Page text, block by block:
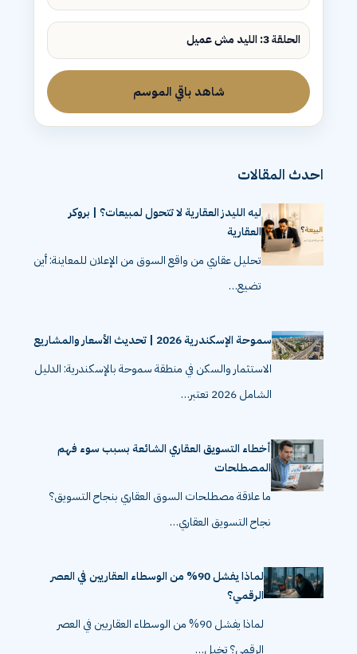
الحلقة 3: الليد مش عميل
شاهد باقي الموسم
احدث المقالات
ليه الليدز العقارية لا تتحول لمبيعات؟ | بروكر
العقارية
تحليل عقاري من واقع السوق من الإعلان للمعاينة: أين
تضيع…
سموحة الإسكندرية 2026 | تحديث الأسعار والمشاريع
الاستثمار والسكن في منطقة سموحة بالإسكندرية: الدليل
الشامل 2026 تعتبر…
أخطاء التسويق العقاري الشائعة بسبب سوء فهم
المصطلحات
ما علاقة مصطلحات السوق العقاري بنجاح التسويق؟
نجاح التسويق العقاري…
لماذا يفشل 90% من الوسطاء العقاريين في العصر
الرقمي؟
لماذا يفشل 90% من الوسطاء العقاريين في العصر
الرقمي؟ تخيل…